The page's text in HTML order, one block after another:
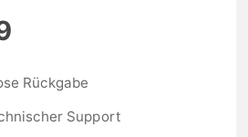
Rückgabe
Support